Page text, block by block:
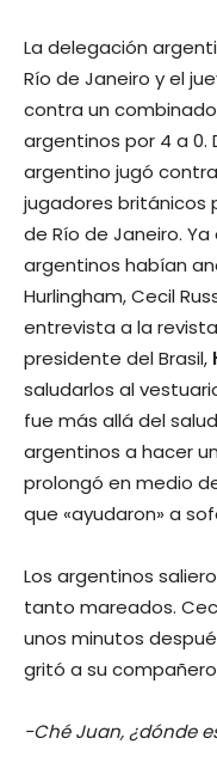
La delegación
Río de Janeiro y el
contra un
argentinos por 4 a 0.
argentino jugó
jugadores británicos
de Río de Janeiro.
argentinos habían
Hurlingham, Cecil
entrevista a la revista
presidente del Brasil,
saludarlos al
fue más allá del
argentinos a hacer
prolongó en medio
que «ayudaron» a
Los argentinos
tanto mareados.
unos minutos
gritó a su compañero
-Ché Juan, ¿dónde